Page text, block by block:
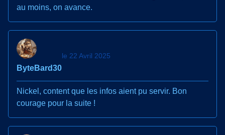
au moins, on avance.
ByteBard30
le 22 Avril 2025
Nickel, content que les infos aient pu servir. Bon
courage pour la suite !